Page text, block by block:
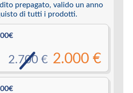
prepagato, valido un anno
di tutti i prodotti.
2.000 €
2.700 €